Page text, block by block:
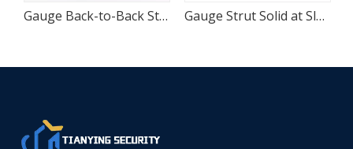
Gauge Back-to-Back Strut Solid & Slotted Gauge Strut Solid at Slotted